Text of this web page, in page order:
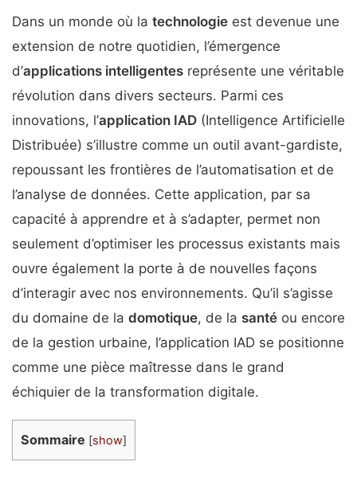
Dans un monde où la technologie est devenue une
extension de notre quotidien, l’émergence
d’applications intelligentes représente une véritable
révolution dans divers secteurs. Parmi ces
innovations, l’application IAD (Intelligence Artificielle
Distribuée) s’illustre comme un outil avant-gardiste,
repoussant les frontières de l’automatisation et de
l’analyse de données. Cette application, par sa
capacité à apprendre et à s’adapter, permet non
seulement d’optimiser les processus existants mais
ouvre également la porte à de nouvelles façons
d’interagir avec nos environnements. Qu’il s’agisse
du domaine de la domotique, de la santé ou encore
de la gestion urbaine, l’application IAD se positionne
comme une pièce maîtresse dans le grand
échiquier de la transformation digitale.
Sommaire [show]